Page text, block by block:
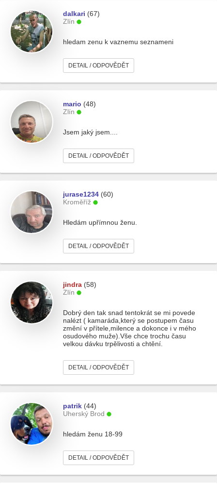
dalkari (67)
Zlín
hledam zenu k vaznemu seznameni
DETAIL / ODPOVĚDĚT
mario (48)
Zlín
Jsem jaký jsem....
DETAIL / ODPOVĚDĚT
jurase1234 (60)
Kroměříž
Hledám upřímnou ženu.
DETAIL / ODPOVĚDĚT
jindra (58)
Zlín
Dobrý den tak snad tentokrát se mi povede
nalézt ( kamaráda,který se postupem času
změní v přítele,milence a dokonce i v mého
osudového muže).Vše chce trochu času
velkou dávku trpělivosti a chtění.
DETAIL / ODPOVĚDĚT
patrik (44)
Uherský Brod
hledám ženu 18-99
DETAIL / ODPOVĚDĚT